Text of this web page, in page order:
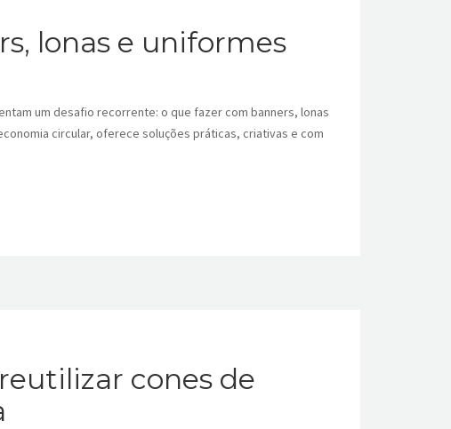
lonas e uniformes
um desafio recorrente: o que fazer com banners, lonas
circular, oferece soluções práticas, criativas e com
cones de